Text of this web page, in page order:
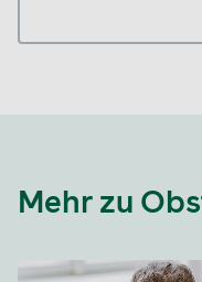
Mehr zu